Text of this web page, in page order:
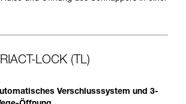
LOCK (TL)
Verschlusssystem und 3-